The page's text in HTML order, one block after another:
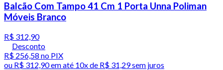
Balcão Com Tampo 41 Cm 1 Porta Unna Poliman
Móveis Branco
R$ 312,90
Desconto
R$ 256,58 no PIX
ou R$ 312,90em até 10x de R$ 31,29 sem juros